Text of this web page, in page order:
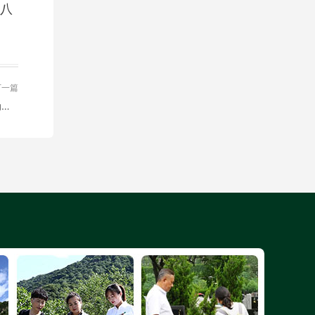
篇
北京市潮白陵园全体党员参观中国共产党早期北京革命活动纪念馆